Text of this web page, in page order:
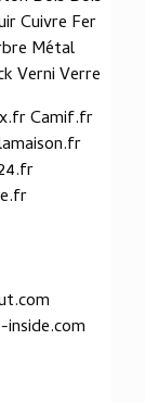
Cuivre Fer
Métal
Verni Verre
Camif.fr